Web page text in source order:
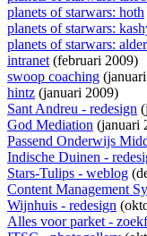
planets of starwars: hoth
planets of starwars:
planets of starwars:
intranet(februari 2009)
swoop coaching
hintz (januari 2009)
Sant Andreu - redesign
God Mediation (januari
Passend Onderwijs
Indische Duinen -
Stars-Tulips - weblog
Content Management
Wijnhuis - redesign
Alles voor parket -